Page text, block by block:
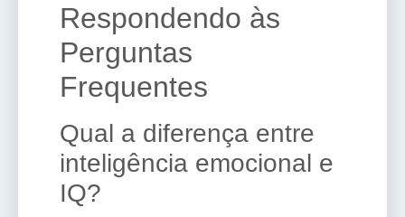
Respondendo às
Perguntas
Frequentes
Qual a diferença entre
inteligência emocional e
IQ?